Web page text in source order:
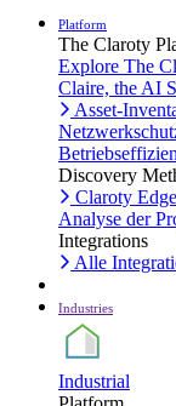
Platform
The Claroty
Explore The
Claire, the AI
Asset-
Discovery
Claroty Edge
Analyse der
Integrations
Alle
Industries
Industrial